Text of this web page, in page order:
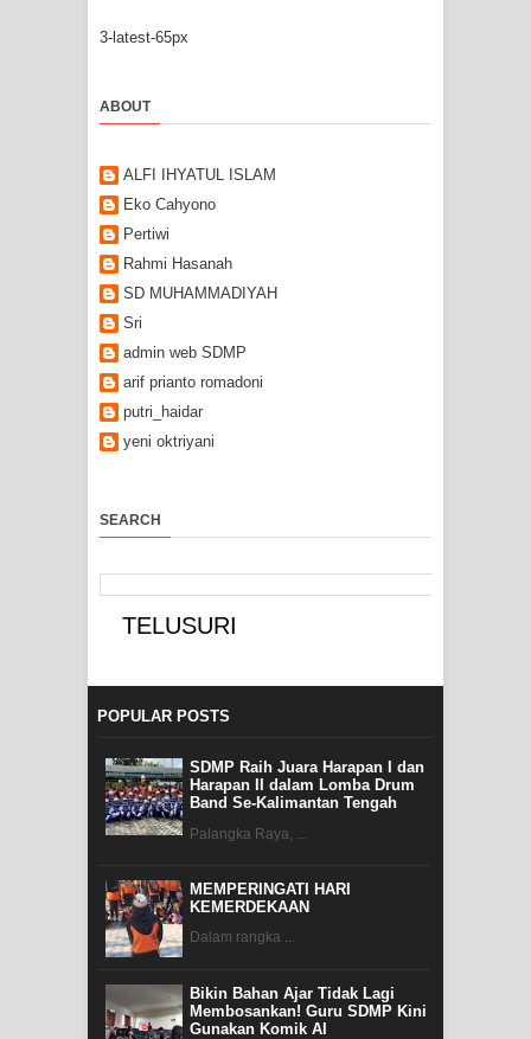
3-latest-65px
ABOUT
ALFI IHYATUL ISLAM
Eko Cahyono
Pertiwi
Rahmi Hasanah
SD MUHAMMADIYAH
Sri
admin web SDMP
arif prianto romadoni
putri_haidar
yeni oktriyani
SEARCH
POPULAR POSTS
SDMP Raih Juara Harapan I dan
Harapan II dalam Lomba Drum
Band Se-Kalimantan Tengah
Palangka Raya, ...
MEMPERINGATI HARI
KEMERDEKAAN
Dalam rangka ...
Bikin Bahan Ajar Tidak Lagi
Membosankan! Guru SDMP Kini
Gunakan Komik AI